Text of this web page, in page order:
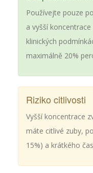
Používejte pouze
a vyšší
klinických
maximálně 20%
Riziko citlivosti
Vyšší koncentrace
máte citlivé zuby,
15%) a krátkého